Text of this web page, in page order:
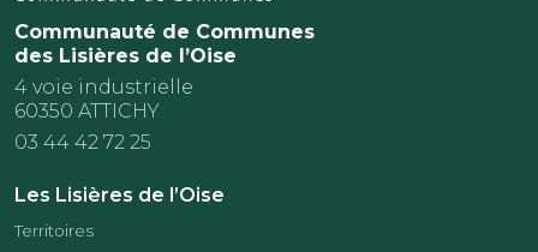
Communauté de Communes
des Lisières de l’Oise
4 voie industrielle
60350 ATTICHY
03 44 42 72 25
Les Lisières de l’Oise
Territoires